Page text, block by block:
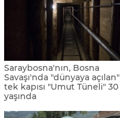
Saraybosna'nın, Bosna
Savaşı'nda "dünyaya açılan"
tek kapısı "Umut Tüneli" 30
yaşında